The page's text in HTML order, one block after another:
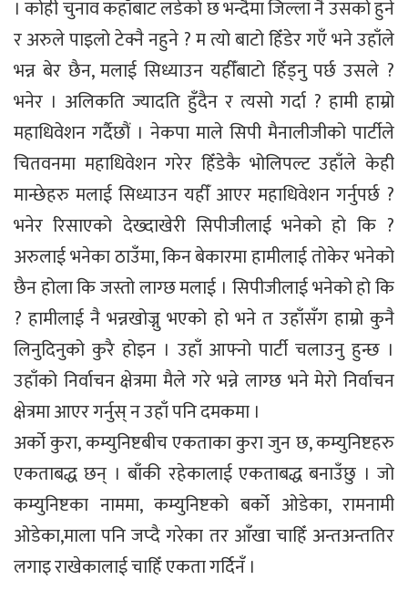
। कोही चुनाव कहाँबाट लडेको छ भन्दैमा जिल्ला नै उसको हुने
र अरुले पाइलो टेक्नै नहुने ? म त्यो बाटो हिँडेर गएँ भने उहाँले
भन्न बेर छैन, मलाई सिध्याउन यहीँबाटो हिँड्नु पर्छ उसले ?
भनेर । अलिकति ज्यादति हुँदैन र त्यसो गर्दा ? हामी हाम्रो
महाधिवेशन गर्दैछौं । नेकपा माले सिपी मैनालीजीको पार्टीले
चितवनमा महाधिवेशन गरेर हिँडेकै भोलिपल्ट उहाँले केही
मान्छेहरु मलाई सिध्याउन यहीँ आएर महाधिवेशन गर्नुपर्छ ?
भनेर रिसाएको देख्दाखेरी सिपीजीलाई भनेको हो कि ?
अरुलाई भनेका ठाउँमा, किन बेकारमा हामीलाई तोकेर भनेको
छैन होला कि जस्तो लाग्छ मलाई । सिपीजीलाई भनेको हो कि
? हामीलाई नै भन्नखोज्नु भएको हो भने त उहाँसँग हाम्रो कुनै
लिनुदिनुको कुरै होइन । उहाँ आफ्नो पार्टी चलाउनु हुन्छ ।
उहाँको निर्वाचन क्षेत्रमा मैले गरे भन्ने लाग्छ भने मेरो निर्वाचन
क्षेत्रमा आएर गर्नुस् न उहाँ पनि दमकमा ।
अर्को कुरा, कम्युनिष्टबीच एकताका कुरा जुन छ, कम्युनिष्टहरु
एकताबद्ध छन् । बाँकी रहेकालाई एकताबद्ध बनाउँछु । जो
कम्युनिष्टका नाममा, कम्युनिष्टको बर्को ओडेका, रामनामी
ओडेका,माला पनि जप्दै गरेका तर आँखा चाहिँ अन्तअन्ततिर
लगाइ राखेकालाई चाहिँ एकता गर्दिनँ ।